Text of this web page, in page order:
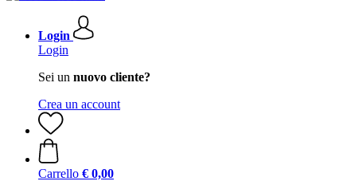
Login
Login
Sei un nuovo cliente?
Crea un account
Carrello € 0,00